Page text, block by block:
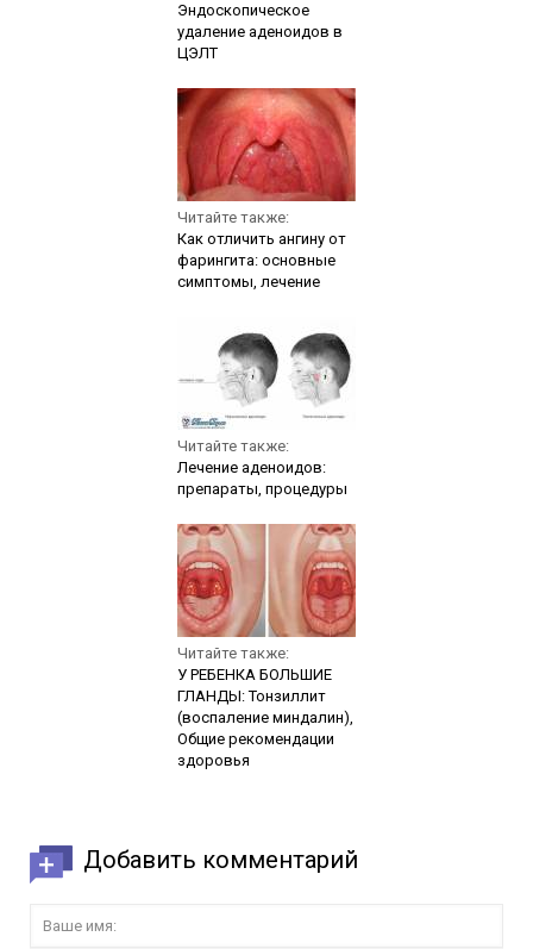
Эндоскопическое
удаление аденоидов в
ЦЭЛТ
Читайте также:
Как отличить ангину от
фарингита: основные
симптомы, лечение
Читайте также:
Лечение аденоидов:
препараты, процедуры
Читайте также:
У РЕБЕНКА БОЛЬШИЕ
ГЛАНДЫ: Тонзиллит
(воспаление миндалин),
Общие рекомендации
здоровья
Добавить комментарий